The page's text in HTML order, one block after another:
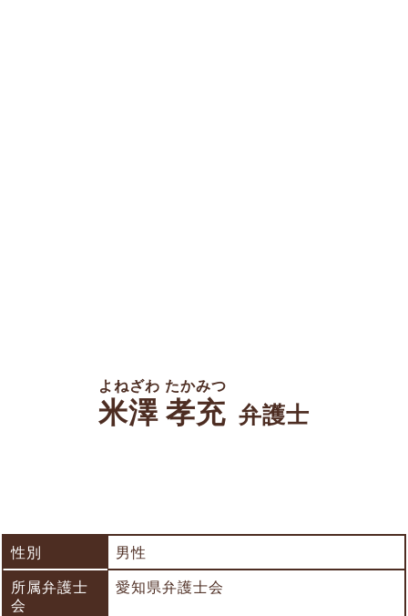
米澤 孝充
よねざわ たかみつ
弁護士
性別
男性
所属弁護士
会
愛知県弁護士会